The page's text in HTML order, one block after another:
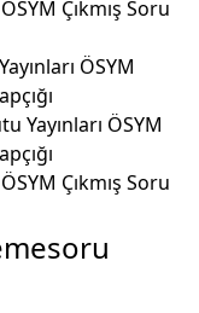
Çıkmış Soru
ÖSYM
Yayınları ÖSYM
Çıkmış Soru